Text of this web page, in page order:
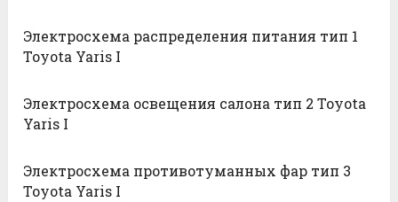
Электросхема распределения питания тип 1
Toyota Yaris I
Электросхема освещения салона тип 2 Toyota
Yaris I
Электросхема противотуманных фар тип 3
Toyota Yaris I